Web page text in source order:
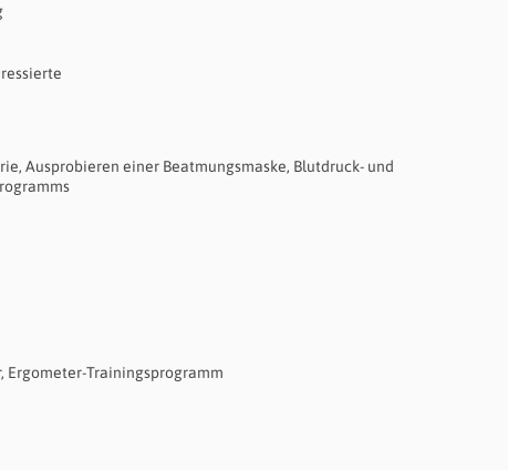
Ausprobieren einer Beatmungsmaske, Blutdruck- und
Ergometer-Trainingsprogramm